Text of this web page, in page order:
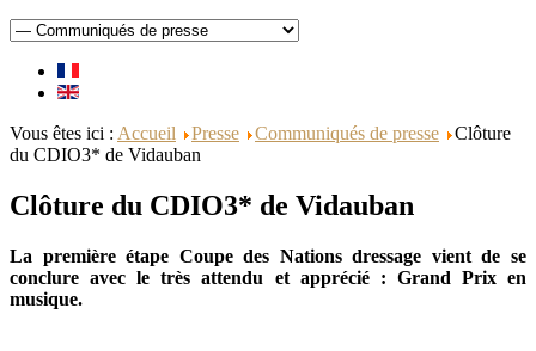
Vous êtes ici : Accueil Presse Communiqués de presse
Clôture
du CDIO3* de Vidauban
Clôture du CDIO3* de Vidauban
La première étape Coupe des Nations dressage vient de se
conclure avec le très attendu et apprécié : Grand Prix en
musique.